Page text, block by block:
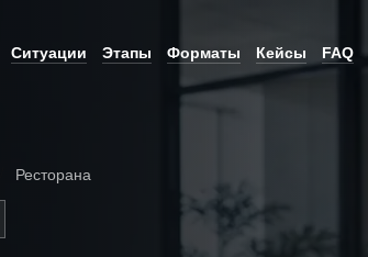
Ситуации Этапы Форматы Кейсы FAQ
Ресторана